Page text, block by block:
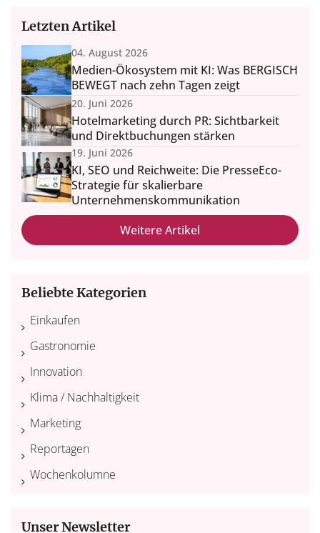
Letzten Artikel
04. August 2026
Medien-Ökosystem mit KI: Was BERGISCH
BEWEGT nach zehn Tagen zeigt
20. Juni 2026
Hotelmarketing durch PR: Sichtbarkeit
und Direktbuchungen stärken
19. Juni 2026
KI, SEO und Reichweite: Die PresseEco-
Strategie für skalierbare
Unternehmenskommunikation
Weitere Artikel
Beliebte Kategorien
Einkaufen
Gastronomie
Innovation
Klima / Nachhaltigkeit
Marketing
Reportagen
Wochenkolumne
Unser Newsletter